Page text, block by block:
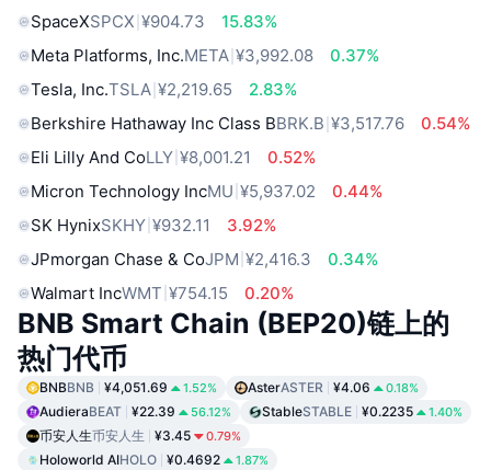
SpaceXSPCX ¥904.73
15.83%
Meta Platforms, Inc.META ¥3,992.08
0.37%
Tesla, Inc.TSLA ¥2,219.65
2.83%
Berkshire Hathaway Inc Class BBRK.B ¥3,517.76
0.54%
Eli Lilly And CoLLY ¥8,001.21
0.52%
Micron Technology IncMU ¥5,937.02
0.44%
SK HynixSKHY ¥932.11
3.92%
JPmorgan Chase & CoJPM ¥2,416.3
0.34%
Walmart IncWMT ¥754.15 0.20%
BNB Smart Chain (BEP20)链上的
热门代币
BNBBNB ¥4,051.69 1.52% AsterASTER ¥4.06 0.18%
AudieraBEAT ¥22.39 56.12% StableSTABLE ¥0.2235 1.40%
币安人生币安人生 ¥3.45 0.79%
Holoworld AIHOLO ¥0.4692 1.87%